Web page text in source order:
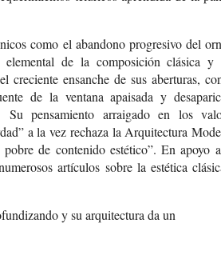
como el abandono progresivo del
de la composición clásica y
creciente ensanche de sus aberturas,
de la ventana apaisada y
Su pensamiento arraigado en los
a la vez rechaza la Arquitectura
de contenido estético”. En apoyo
artículos sobre la estética
y su arquitectura da un